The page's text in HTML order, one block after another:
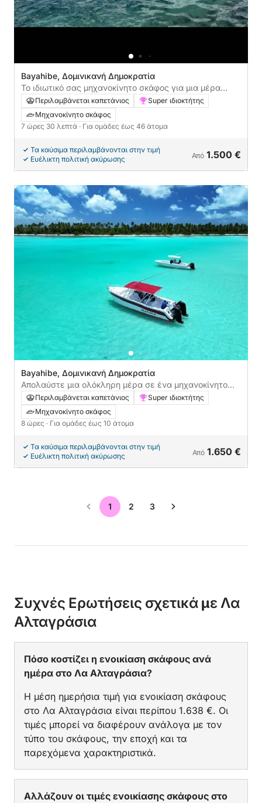
Bayahibe, Δομινικανή Δημοκρατία
Το ιδιωτικό σας μηχανοκίνητο σκάφος για μια μέρα
γύρω από το Bayahibe
Περιλαμβάνεται καπετάνιος
Super ιδιοκτήτης
Μηχανοκίνητο σκάφος
7 ώρες 30 λεπτά · Για ομάδες έως 46 άτομα
Τα καύσιμα περιλαμβάνονται στην τιμή
Ευέλικτη πολιτική ακύρωσης
Από 1.500 €
Bayahibe, Δομινικανή Δημοκρατία
Απολαύστε μια ολόκληρη μέρα σε ένα μηχανοκίνητο
σκάφος στο Bayahibe
Περιλαμβάνεται καπετάνιος
Super ιδιοκτήτης
Μηχανοκίνητο σκάφος
8 ώρες · Για ομάδες έως 10 άτομα
Τα καύσιμα περιλαμβάνονται στην τιμή
Ευέλικτη πολιτική ακύρωσης
Από 1.650 €
1 2 3
Συχνές Ερωτήσεις σχετικά με Λα
Αλταγράσια
Πόσο κοστίζει η ενοικίαση σκάφους ανά
ημέρα στο Λα Αλταγράσια?
Η μέση ημερήσια τιμή για ενοικίαση σκάφους
στο Λα Αλταγράσια είναι περίπου 1.638 €. Οι
τιμές μπορεί να διαφέρουν ανάλογα με τον
τύπο του σκάφους, την εποχή και τα
παρεχόμενα χαρακτηριστικά.
Αλλάζουν οι τιμές ενοικίασης σκάφους στο